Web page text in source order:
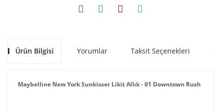
Ürün Bilgisi Yorumlar Taksit Seçenekleri
Maybelline New York Sunkisser Likit Allık - 01 Downtown Rush